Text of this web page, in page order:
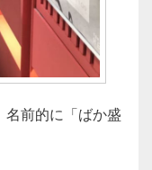
名前的に「ばか盛